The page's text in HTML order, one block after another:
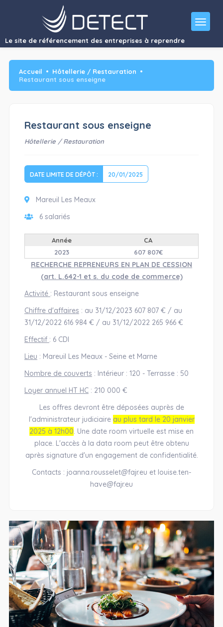
RECHERCHE REPRENEURS EN PLAN DE CESSION (art. L.642-1 et s. du
Le site de référencement des entreprises à reprendre
Accueil
Hôtellerie / Restauration
Restaurant sous enseigne
Restaurant sous enseigne
Hôtellerie / Restauration
DATE LIMITE DE DÉPÔT : 20/01/2025
Mareuil Les Meaux
6 salariés
Année
CA
2023
607 807€
RECHERCHE REPRENEURS EN PLAN DE CESSION
(art. L.642-1 et s. du code de commerce)
Activité : Restaurant sous enseigne
Chiffre d'affaires : au 31/12/2023 607 807 € / au
31/12/2022 616 984 € / au 31/12/2022 265 966 €
Effectif : 6 CDI
Lieu : Mareuil Les Meaux - Seine et Marne
Nombre de couverts : Intérieur : 120 - Terrasse : 50
Loyer annuel HT HC: 210 000 €
Les offres devront être déposées auprès de
l'administrateur judiciaire au plus tard le 20 janvier
2025 à 12h00. Une date room virtuelle est mise en
place. L'accès à la data room peut être obtenu
après signature d'un engagement de confidentialité.
Contacts : joanna.rousselet@fajr.eu et louise.ten-
have@fajr.eu